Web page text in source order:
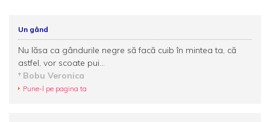
Un gând
Nu lăsa ca gândurile negre să facă cuib în mintea ta, că
astfel, vor scoate pui...
Bobu Veronica
Pune-l pe pagina ta